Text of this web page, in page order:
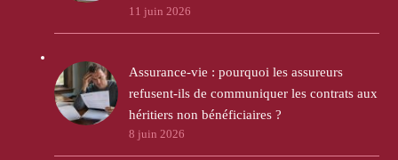
11 juin 2026
Assurance-vie : pourquoi les assureurs
refusent-ils de communiquer les contrats aux
héritiers non bénéficiaires ?
8 juin 2026